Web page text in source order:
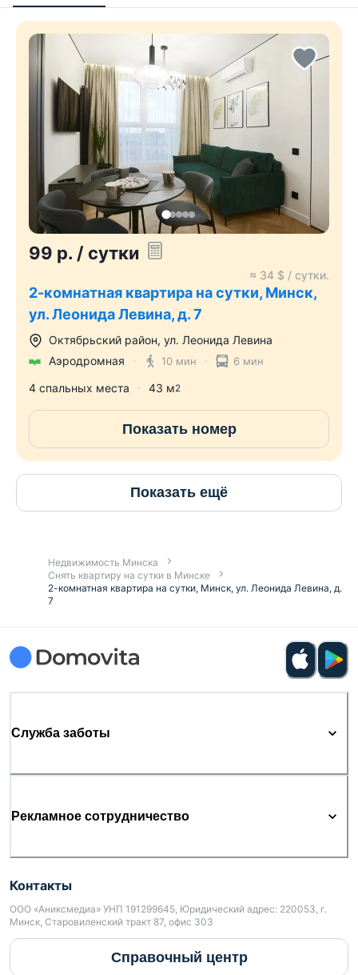
99 р. / сутки
≈ 34 $ / сутки.
2-комнатная квартира на сутки, Минск,
ул. Леонида Левина, д. 7
Октябрьский район, ул. Леонида Левина
Аэродромная
10 мин 6 мин
4 спальных места 43 м2
Показать номер
Показать ещё
Недвижимость Минска
Снять квартиру на сутки в Минске
2-комнатная квартира на сутки, Минск, ул. Леонида Левина, д.
7
Служба заботы
Рекламное сотрудничество
Контакты
ООО «Аниксмедиа» УНП 191299645, Юридический адрес: 220053, г.
Минск, Старовиленский тракт 87, офис 303
Справочный центр